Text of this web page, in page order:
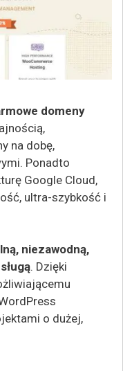
domeny
na dobę,
Ponadto
Google Cloud,
ultra-szybkość i
niezawodną,
. Dzięki
o dużej,